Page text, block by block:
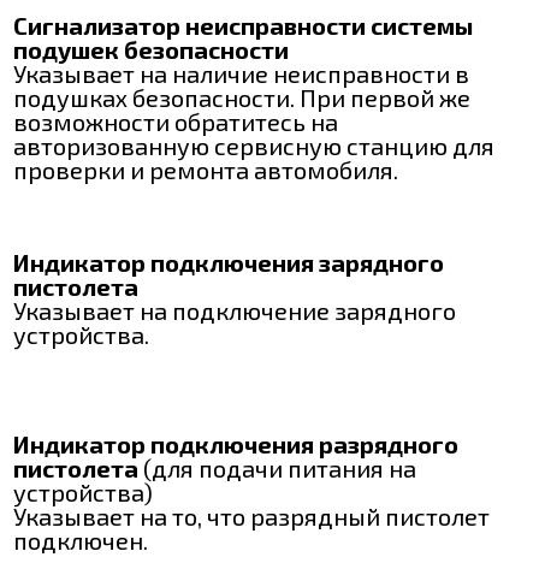
Сигнализатор неисправности системы
подушек безопасности
Указывает на наличие неисправности в
подушках безопасности. При первой же
возможности обратитесь на
авторизованную сервисную станцию для
проверки и ремонта автомобиля.
Индикатор подключения зарядного
пистолета
Указывает на подключение зарядного
устройства.
Индикатор подключения разрядного
пистолета (для подачи питания на
устройства)
Указывает на то, что разрядный пистолет
подключен.